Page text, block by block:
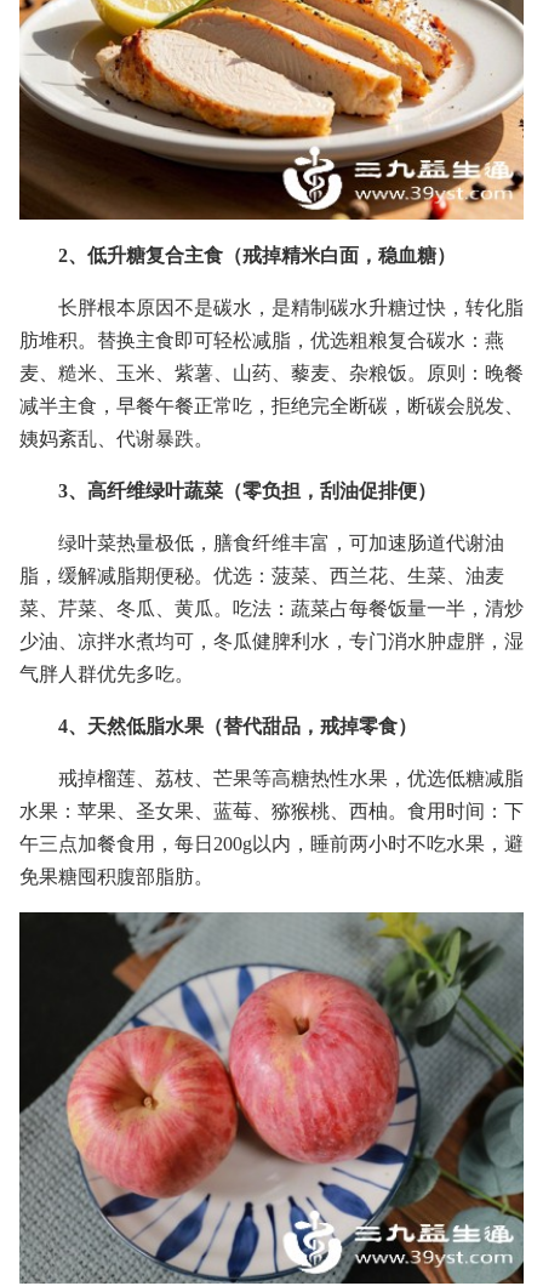
2、低升糖复合主食（戒掉精米白面，稳血糖）
长胖根本原因不是碳水，是精制碳水升糖过快，转化脂
肪堆积。替换主食即可轻松减脂，优选粗粮复合碳水：燕
麦、糙米、玉米、紫薯、山药、藜麦、杂粮饭。原则：晚餐
减半主食，早餐午餐正常吃，拒绝完全断碳，断碳会脱发、
姨妈紊乱、代谢暴跌。
3、高纤维绿叶蔬菜（零负担，刮油促排便）
绿叶菜热量极低，膳食纤维丰富，可加速肠道代谢油
脂，缓解减脂期便秘。优选：菠菜、西兰花、生菜、油麦
菜、芹菜、冬瓜、黄瓜。吃法：蔬菜占每餐饭量一半，清炒
少油、凉拌水煮均可，冬瓜健脾利水，专门消水肿虚胖，湿
气胖人群优先多吃。
4、天然低脂水果（替代甜品，戒掉零食）
戒掉榴莲、荔枝、芒果等高糖热性水果，优选低糖减脂
水果：苹果、圣女果、蓝莓、猕猴桃、西柚。食用时间：下
午三点加餐食用，每日200g以内，睡前两小时不吃水果，避
免果糖囤积腹部脂肪。